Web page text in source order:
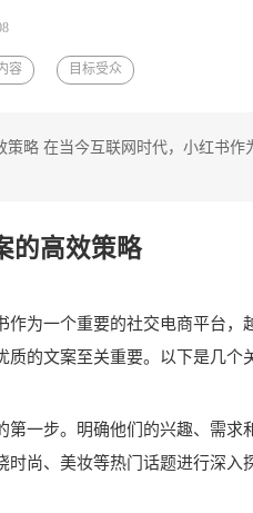
容 目标受众
策略 在当今互联网时代，小红书
的高效策略
作为一个重要的社交电商平台
质的文案至关重要。以下是几个
第一步。明确他们的兴趣、需
尚、美妆等热门话题进行深入